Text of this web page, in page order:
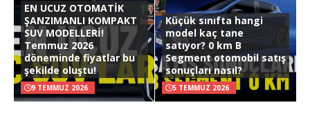
EN UCUZ OTOMATİK
ŞANZIMANLI KOMPAKT
SUV MODELLERİ!
Temmuz 2026
döneminde fiyatlar bu
şekilde oluştu!
9 TEMMUZ 2026
Küçük sınıfta hangi
model kaç tane
satıyor? 0 km B
Segment otomobil satış
sonuçları nasıl?
5 TEMMUZ 2026